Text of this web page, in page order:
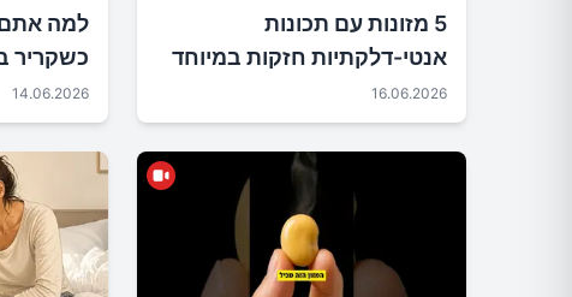
5 מזונות עם תכונות
אנטי-דלקתיות חזקות במיוחד
(לפי מחקרים)
16.06.2026
למה אתם
כשקריר
14.06.2026